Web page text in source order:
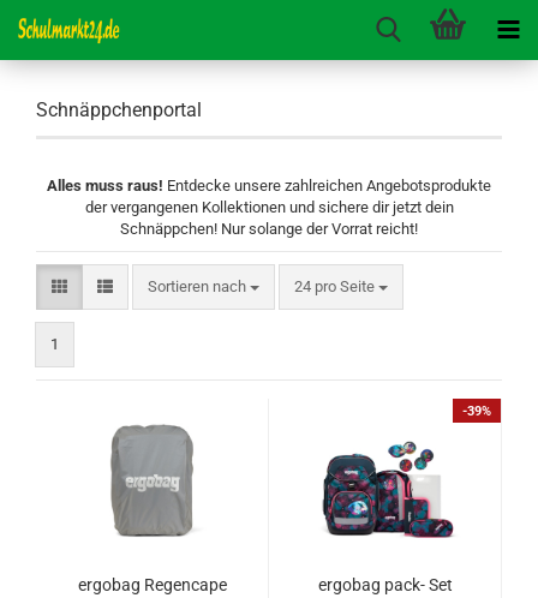
Schnäppchenportal
Alles muss raus! Entdecke unsere zahlreichen Angebotsprodukte
der vergangenen Kollektionen und sichere dir jetzt dein
Schnäppchen! Nur solange der Vorrat reicht!
Sortieren nach
Sortieren nach 24 pro Seite
pro Seite
1
ergobag Regencape
-39%
ergobag pack- Set